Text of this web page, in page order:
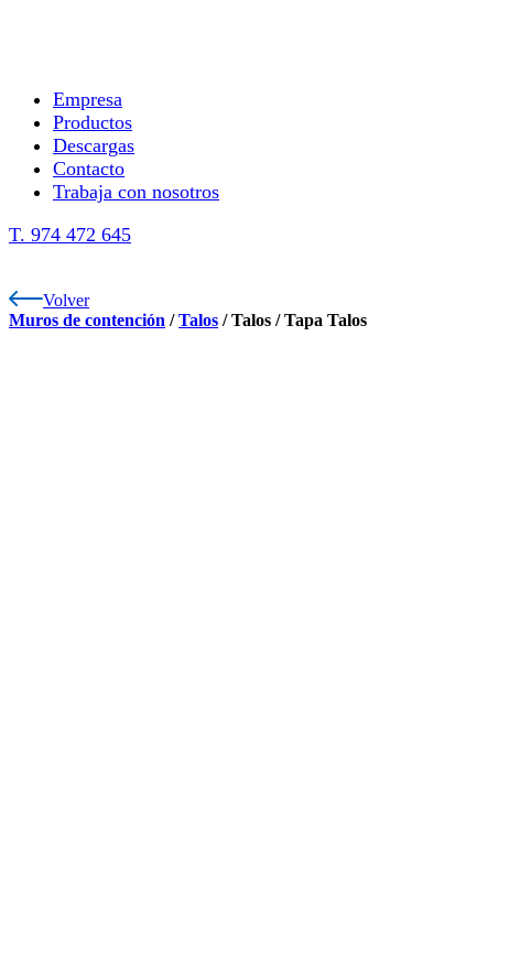
Empresa
Productos
Descargas
Contacto
Trabaja con nosotros
T. 974 472 645
Volver
Muros de contención /Talos /Talos /Tapa Talos